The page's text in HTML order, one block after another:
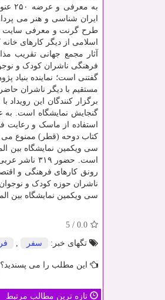
به
ایران شناسی و هنر می
اسلامی از دیگر کارهای
آثار مجمع جهانی تقریب
فرهنگی ناشران کودک و
گفتنی است؛ نماینده
مستقیم با دیگر ناشران
استفاده از ماسک و رعایت
کتاب دوحه (قطر) ممنوع می
ناشران حوزه کودک و
سی ویکمین نمایشگاه بین المللی کتاب دوحه (قطر) از ۲۳ دی ماه
0.0
/
5
تگهای خبر:
سفر
این مطلب را می پسندید؟
تازه ترین مطالب مرتبط